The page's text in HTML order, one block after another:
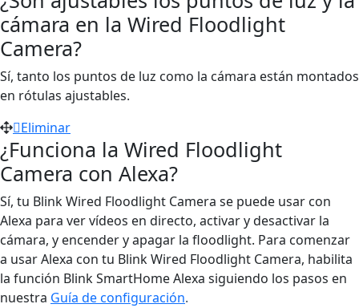
cámara en la Wired Floodlight
Camera?
Sí, tanto los puntos de luz como la cámara están montados
en rótulas ajustables.
Eliminar
¿Funciona la Wired Floodlight
Camera con Alexa?
Sí, tu Blink Wired Floodlight Camera se puede usar con
Alexa para ver vídeos en directo, activar y desactivar la
cámara, y encender y apagar la floodlight. Para comenzar
a usar Alexa con tu Blink Wired Floodlight Camera, habilita
la función Blink SmartHome Alexa siguiendo los pasos en
nuestra Guía de configuración.